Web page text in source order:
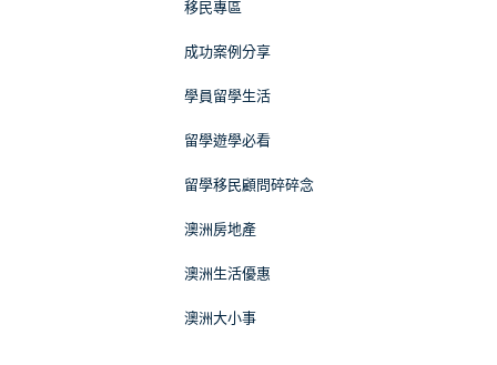
移民專區
成功案例分享
學員留學生活
留學遊學必看
留學移民顧問碎碎念
澳洲房地產
澳洲生活優惠
澳洲大小事